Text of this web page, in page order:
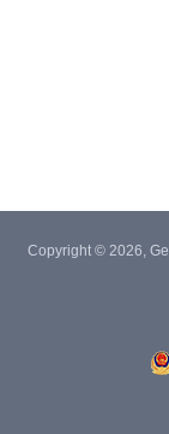
Copyright © 2026,